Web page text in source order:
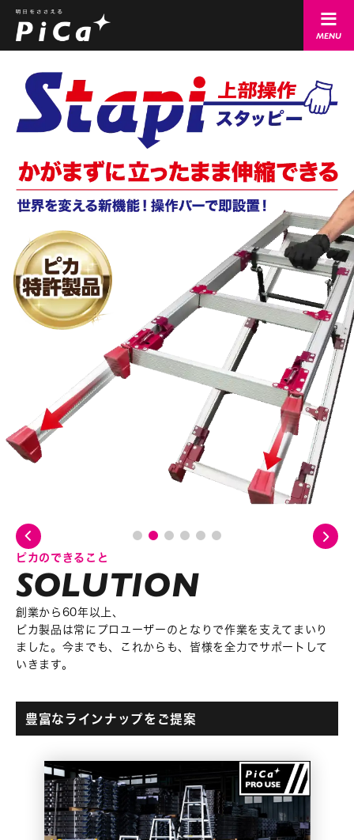
ピカのできること
創業から60年以上、
ピカ製品は常にプロユーザーのとなりで作業を支えてまいり
ました。 今までも、これからも、皆様を全力でサポートして
いきます。
豊富なラインナップをご提案